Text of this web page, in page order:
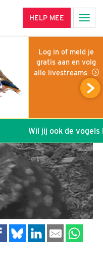
HELP MEE
Log in of meld je
gratis aan en volg
alle livestreams
Wil jij ook de vogels